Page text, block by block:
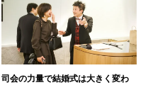
司会の力量で結婚式は大きく変わ